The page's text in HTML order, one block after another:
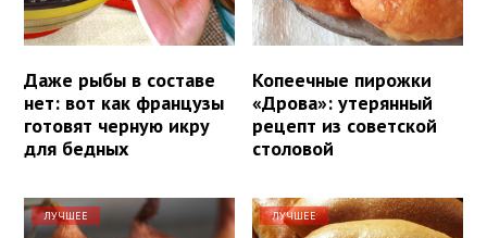
Даже рыбы в составе
нет: вот как французы
готовят черную икру
для бедных
Копеечные пирожки
«Дрова»: утерянный
рецепт из советской
столовой
ЛУЧШЕЕ ЛУЧШЕЕ